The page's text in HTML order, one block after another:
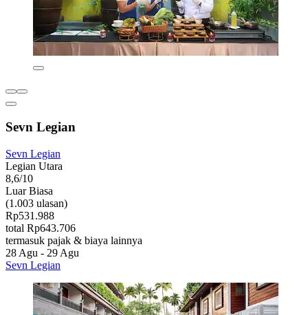
Sevn Legian
Sevn Legian
Legian Utara
8,6/10
Luar Biasa
(1.003 ulasan)
Rp531.988
total Rp643.706
termasuk pajak & biaya lainnya
28 Agu - 29 Agu
Sevn Legian